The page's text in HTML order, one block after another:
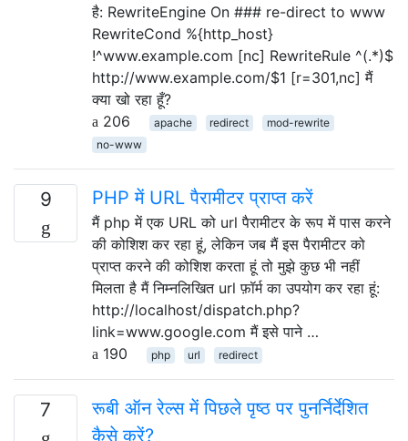
है: RewriteEngine On ### re-direct to www
RewriteCond %{http_host}
!^www.example.com [nc] RewriteRule ^(.*)$
http://www.example.com/$1 [r=301,nc] मैं
क्या खो रहा हूँ?
206
apache redirect
mod-rewrite
no-www
9 PHP में URL पैरामीटर प्राप्त करें
मैं php में एक URL को url पैरामीटर के रूप में पास करने
की कोशिश कर रहा हूं, लेकिन जब मैं इस पैरामीटर को
प्राप्त करने की कोशिश करता हूं तो मुझे कुछ भी नहीं
मिलता है मैं निम्नलिखित url फ़ॉर्म का उपयोग कर रहा हूं:
http://localhost/dispatch.php?
link=www.google.com मैं इसे पाने …
190
php url redirect
7
रूबी ऑन रेल्स में पिछले पृष्ठ पर पुनर्निर्देशित
कैसे करें?